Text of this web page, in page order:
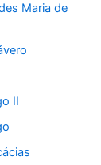
Maria de
II